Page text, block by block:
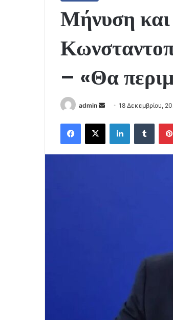
Μήνυση
– «Θα
admin
Send
email
18 Δεκεμβρίου,
Facebook
X LinkedIn